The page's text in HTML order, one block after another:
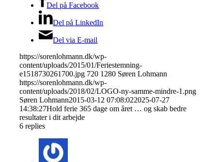
Del på Facebook
Del på LinkedIn
Del via E-mail
https://sorenlohmann.dk/wp-
content/uploads/2015/01/Feriestemning-
e1518730261700.jpg 720 1280 Søren Lohmann
https://sorenlohmann.dk/wp-
content/uploads/2018/02/LOGO-ny-samme-mindre-1.png
Søren Lohmann2015-03-12 07:08:022025-07-27
14:38:27Hold ferie 365 dage om året … og skab bedre
resultater i dit arbejde
6 replies